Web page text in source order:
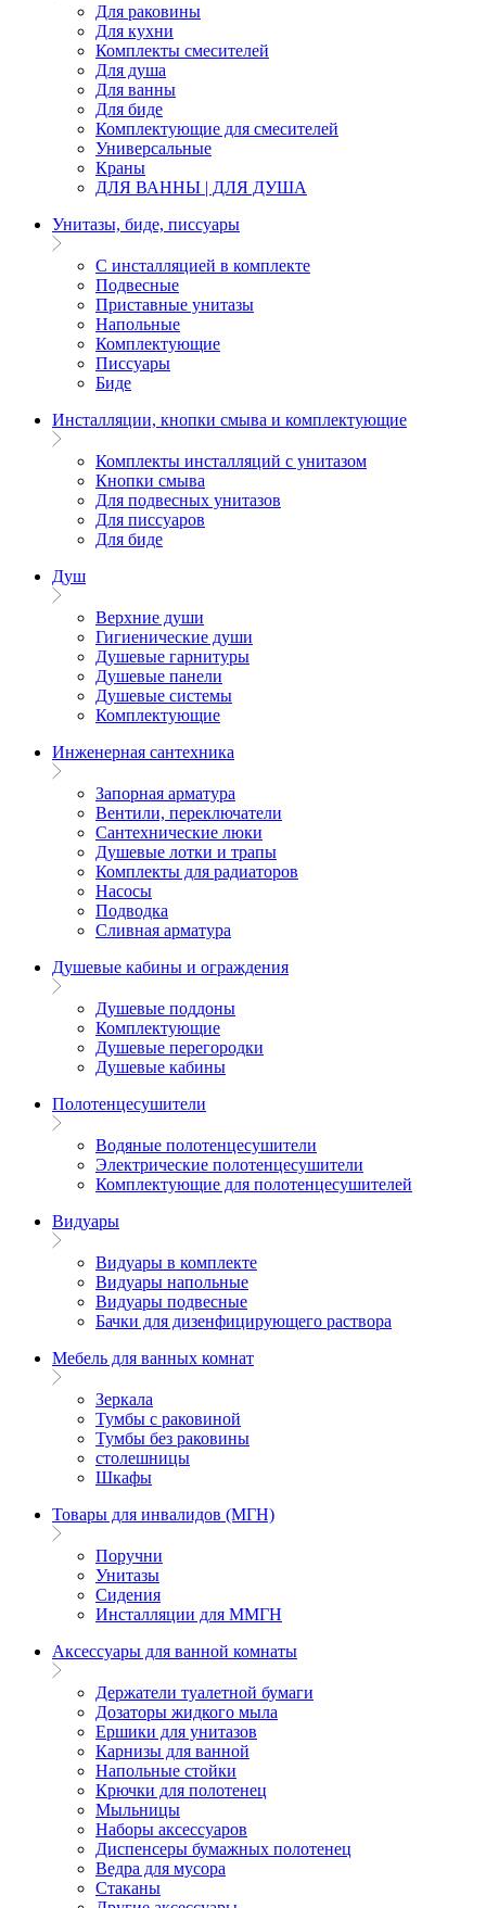
Для раковины
Для кухни
Комплекты смесителей
Для душа
Для ванны
Для биде
Комплектующие для смесителей
Универсальные
Краны
ДЛЯ ВАННЫ | ДЛЯ ДУША
Унитазы, биде, писсуары
С инсталляцией в комплекте
Подвесные
Приставные унитазы
Напольные
Комплектующие
Писсуары
Биде
Инсталляции, кнопки смыва и комплектующие
Комплекты инсталляций с унитазом
Кнопки смыва
Для подвесных унитазов
Для писсуаров
Для биде
Душ
Верхние души
Гигиенические души
Душевые гарнитуры
Душевые панели
Душевые системы
Комплектующие
Инженерная сантехника
Запорная арматура
Вентили, переключатели
Сантехнические люки
Душевые лотки и трапы
Комплекты для радиаторов
Насосы
Подводка
Сливная арматура
Душевые кабины и ограждения
Душевые поддоны
Комплектующие
Душевые перегородки
Душевые кабины
Полотенцесушители
Водяные полотенцесушители
Электрические полотенцесушители
Комплектующие для полотенцесушителей
Видуары
Видуары в комплекте
Видуары напольные
Видуары подвесные
Бачки для дизенфицирующего раствора
Мебель для ванных комнат
Зеркала
Тумбы с раковиной
Тумбы без раковины
столешницы
Шкафы
Товары для инвалидов (МГН)
Поручни
Унитазы
Сидения
Инсталляции для ММГН
Аксессуары для ванной комнаты
Держатели туалетной бумаги
Дозаторы жидкого мыла
Ершики для унитазов
Карнизы для ванной
Напольные стойки
Крючки для полотенец
Мыльницы
Наборы аксессуаров
Диспенсеры бумажных полотенец
Ведра для мусора
Стаканы